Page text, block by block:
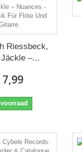
Riessbeck,
‎–...
7,99